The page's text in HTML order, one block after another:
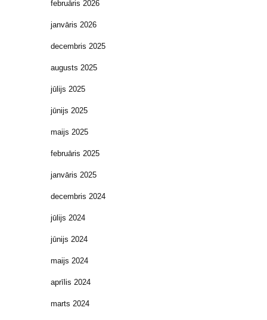
februāris 2026
janvāris 2026
decembris 2025
augusts 2025
jūlijs 2025
jūnijs 2025
maijs 2025
februāris 2025
janvāris 2025
decembris 2024
jūlijs 2024
jūnijs 2024
maijs 2024
aprīlis 2024
marts 2024